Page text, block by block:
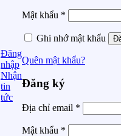
Đăng
nhập
Nhận
tin
tức
Mật khẩu *
Ghi nhớ mật khẩu
Quên mật khẩu?
Đăng ký
Địa chỉ email *
Mật khẩu *